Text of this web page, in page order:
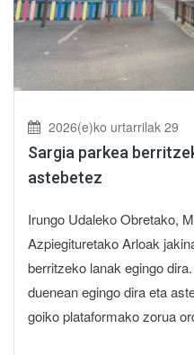
2026(e)ko urtarrilak 29
Sargia parkea
astebetez
Irungo Udaleko Obretako,
Azpiegituretako Arloak
berritzeko lanak egingo
duenean egingo dira eta
goiko plataformako zorua